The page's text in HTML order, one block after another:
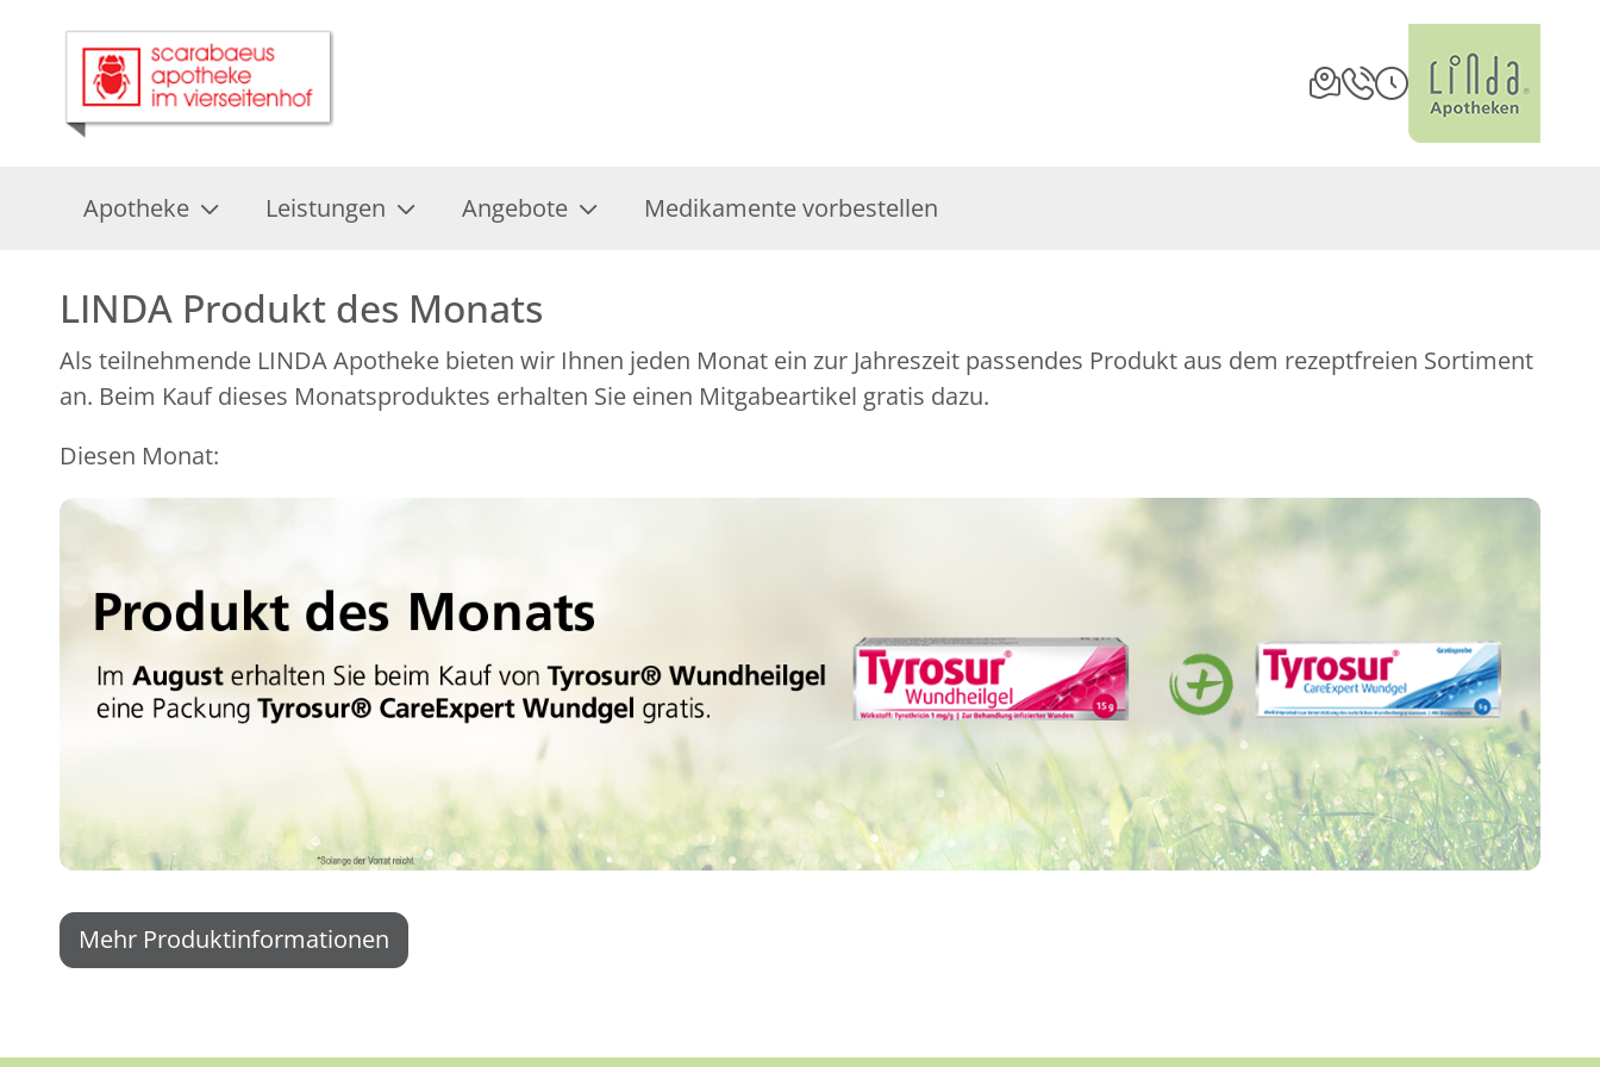
Apotheke Leistungen Angebote Medikamente vorbestellen
LINDA Produkt des Monats
Als teilnehmende LINDA Apotheke bieten wir Ihnen jeden Monat ein zur Jahreszeit passendes Produkt aus dem rezeptfreien Sortiment
an. Beim Kauf dieses Monatsproduktes erhalten Sie einen Mitgabeartikel gratis dazu.
Diesen Monat:
Mehr Produktinformationen